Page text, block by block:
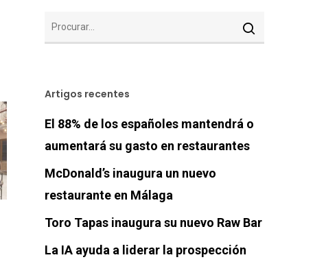
Artigos recentes
El 88% de los españoles mantendrá o
aumentará su gasto en restaurantes
McDonald’s inaugura un nuevo
restaurante en Málaga
Toro Tapas inaugura su nuevo Raw Bar
La IA ayuda a liderar la prospección